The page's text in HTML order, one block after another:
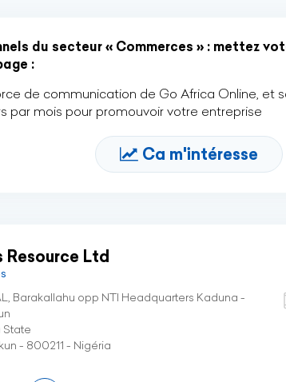
du secteur « Commerces » : mettez
:
de communication de Go Africa Online, et
par mois pour promouvoir votre entreprise
Ca m'intéresse
Resource Ltd
Barakallahu opp NTI Headquarters Kaduna -
State
- 800211 - Nigéria